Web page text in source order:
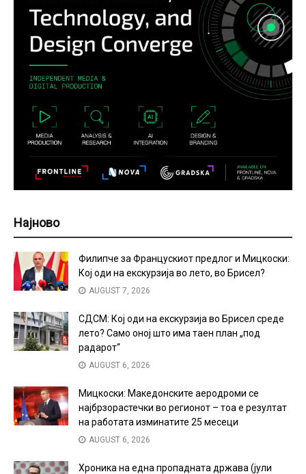
Најново
Филипче за Францускиот предлог и Мицкоски:
Кој оди на екскурзија во лето, во Брисел?
AUGUST 7, 2026
СДСМ: Кој оди на екскурзија во Брисел среде
лето? Само оној што има таен план „под
радарот“
AUGUST 6, 2026
Мицкоски: Македонските аеродроми се
најбрзорастечки во регионот – тоа е резултат
на работата изминатите 25 месеци
AUGUST 6, 2026
Хроника на една пропадната држава (јули